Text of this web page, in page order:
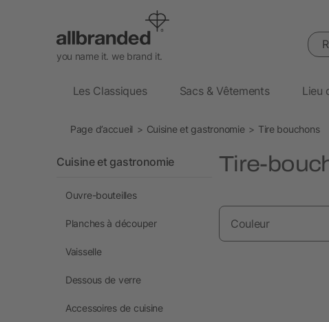
you name it. we brand it.
Les Classiques Sacs & Vêtements Lieu
Page d’accueil Cuisine et gastronomie Tire bouchons
Tire-
Couleur
Cuisine et gastronomie
Ouvre-bouteilles
Planches à découper
Vaisselle
Dessous de verre
Accessoires de cuisine